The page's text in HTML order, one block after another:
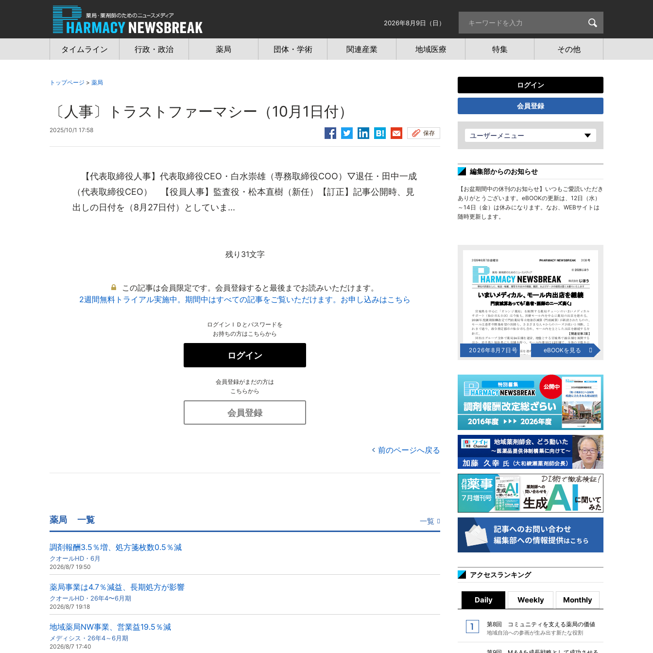
2026年8月9日（日）
タイムライン 行政・政治 薬局 団体・学術 関連産業 地域医療 特集 その他
トップページ > 薬局
〔人事〕トラストファーマシー（10月1日付）
2025/10/1 17:58 保存
【代表取締役人事】代表取締役CEO・白水崇雄（専務取締役COO）▽退任・田中一成
（代表取締役CEO） 【役員人事】監査役・松本直樹（新任）【訂正】記事公開時、見
出しの日付を（8月27日付）としていま...
残り31文字
この記事は会員限定です。会員登録すると最後までお読みいただけます。
2週間無料トライアル実施中。期間中はすべての記事をご覧いただけます。お申し込みはこちら
ログインＩＤとパスワードを
お持ちの方はこちらから
ログイン
会員登録がまだの方は
こちらから
会員登録
前のページへ戻る
薬局 一覧 一覧
調剤報酬3.5％増、処方箋枚数0.5％減
クオールHD・6月
2026/8/7 19:50
薬局事業は4.7％減益、長期処方が影響
クオールHD・26年4〜6月期
2026/8/7 19:18
地域薬局NW事業、営業益19.5％減
メディシス・26年4～6月期
2026/8/7 17:40
ログイン
会員登録
ユーザーメニュー
編集部からのお知らせ
【お盆期間中の休刊のお知らせ】いつもご愛読いただき
ありがとうございます。eBOOKの更新は、12日（水）
～14日（金）は休みになります。なお、WEBサイトは
随時更新します。
2026年8月7日号 eBOOKを見る
アクセスランキング
Daily Weekly Monthly
第8回 コミュニティを支える薬局の価値
地域自治への参画が生み出す新たな役割